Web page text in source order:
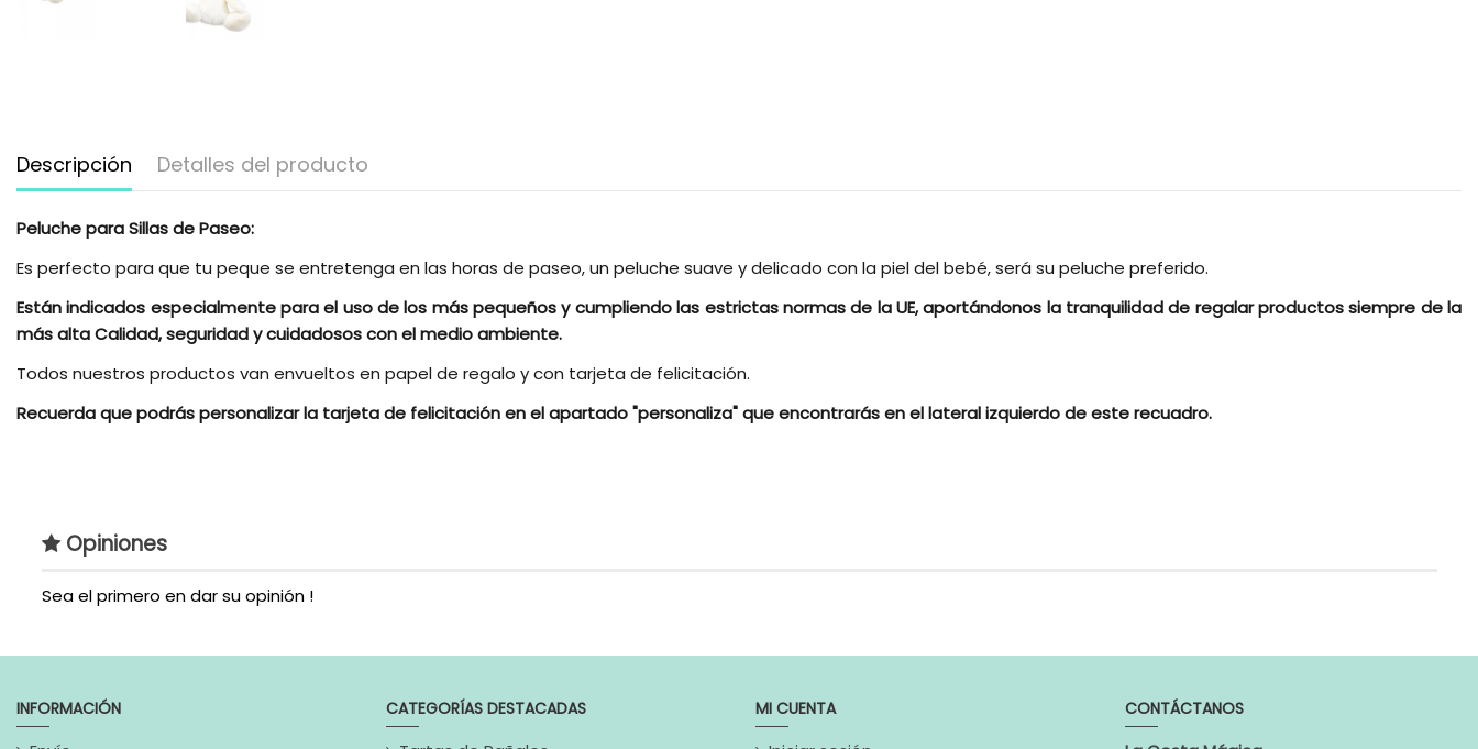
Descripción Detalles del producto
Peluche para Sillas de Paseo:
Es perfecto para que tu peque se entretenga en las horas de paseo, un peluche suave y delicado con la piel del bebé, será su peluche preferido.
Están indicados especialmente para el uso de los más pequeños y cumpliendo las estrictas normas de la UE, aportándonos la tranquilidad de regalar productos siempre de la
más alta Calidad, seguridad y cuidadosos con el medio ambiente.
Todos nuestros productos van envueltos en papel de regalo y con tarjeta de felicitación.
Recuerda que podrás personalizar la tarjeta de felicitación en el apartado"personaliza" que encontrarás en el lateral izquierdo de este recuadro.
Estilo de Regalo
Extras
Lo puedes agregar a cualquiera de nuestras cestas para bebés y tartas originales
Referencia PELSBB
Opiniones
Sea el primero en dar su opinión !
INFORMACIÓN CATEGORÍAS DESTACADAS MI CUENTA CONTÁCTANOS